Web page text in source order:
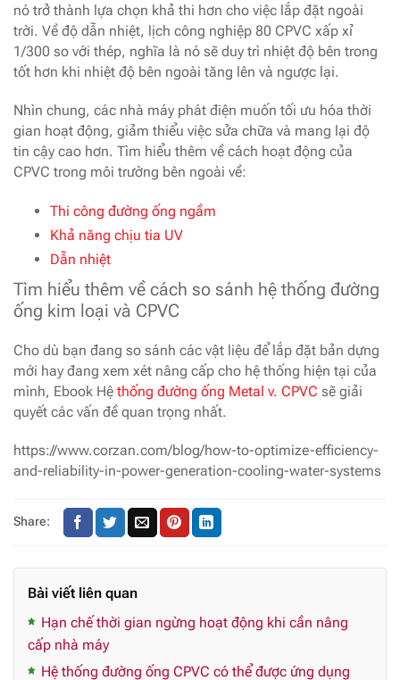
nó trở thành lựa chọn khả thi hơn cho việc lắp đặt ngoài
trời. Về độ dẫn nhiệt, lịch công nghiệp 80 CPVC xấp xỉ
1/300 so với thép, nghĩa là nó sẽ duy trì nhiệt độ bên trong
tốt hơn khi nhiệt độ bên ngoài tăng lên và ngược lại.
Nhìn chung, các nhà máy phát điện muốn tối ưu hóa thời
gian hoạt động, giảm thiểu việc sửa chữa và mang lại độ
tin cậy cao hơn. Tìm hiểu thêm về cách hoạt động của
CPVC trong môi trường bên ngoài về:
Thi công đường ống ngầm
Khả năng chịu tia UV
Dẫn nhiệt
Tìm hiểu thêm về cách so sánh hệ thống đường
ống kim loại và CPVC
Cho dù bạn đang so sánh các vật liệu để lắp đặt bản dựng
mới hay đang xem xét nâng cấp cho hệ thống hiện tại của
mình, Ebook Hệ thống đường ống Metal v. CPVC sẽ giải
quyết các vấn đề quan trọng nhất.
https://www.corzan.com/blog/how-to-optimize-efficiency-
and-reliability-in-power-generation-cooling-water-systems
Share:
Bài viết liên quan
Hạn chế thời gian ngừng hoạt động khi cần nâng
cấp nhà máy
Hệ thống đường ống CPVC có thể được ứng dụng